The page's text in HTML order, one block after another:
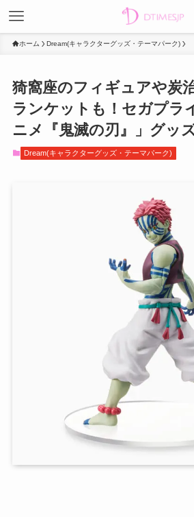
ホーム Dream(キャラクターグッズ・テーマパーク)
猗窩座のフィギュアや炭
ランケットも！セガプラ
ニメ『鬼滅の刃』」グッ
Dream(キャラクターグッズ・テーマパーク)